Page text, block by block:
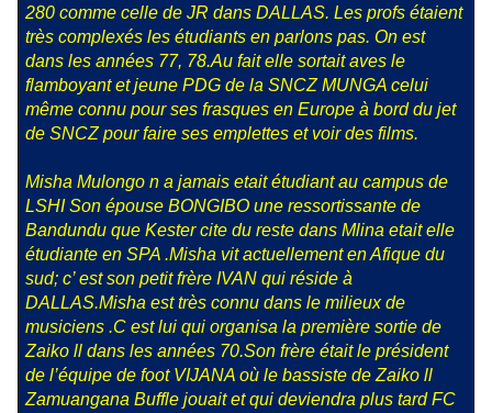
280 comme celle de JR dans DALLAS. Les profs étaient
très complexés les étudiants en parlons pas. On est
dans les années 77, 78.Au fait elle sortait aves le
flamboyant et jeune PDG de la SNCZ MUNGA celui
même connu pour ses frasques en Europe à bord du jet
de SNCZ pour faire ses emplettes et voir des films.
Misha Mulongo n a jamais etait étudiant au campus de
LSHI Son épouse BONGIBO une ressortissante de
Bandundu que Kester cite du reste dans Mlina etait elle
étudiante en SPA .Misha vit actuellement en Afique du
sud; c’ est son petit frère IVAN qui réside à
DALLAS.Misha est très connu dans le milieux de
musiciens .C est lui qui organisa la première sortie de
Zaiko ll dans les années 70.Son frère était le président
de l’équipe de foot VIJANA où le bassiste de Zaiko ll
Zamuangana Buffle jouait et qui deviendra plus tard FC